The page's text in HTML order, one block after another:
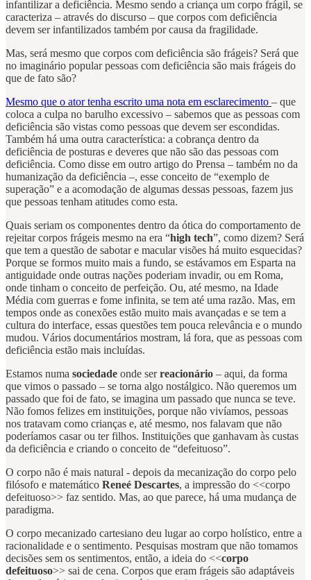
infantilizar a deficiência. Mesmo sendo a criança um corpo frágil, se
caracteriza – através do discurso – que corpos com deficiência
devem ser infantilizados também por causa da fragilidade.
Mas, será mesmo que corpos com deficiência são frágeis? Será que
no imaginário popular pessoas com deficiência são mais frágeis do
que de fato são?
Mesmo que o ator tenha escrito uma nota em esclarecimento – que
coloca a culpa no barulho excessivo – sabemos que as pessoas com
deficiência são vistas como pessoas que devem ser escondidas.
Também há uma outra característica: a cobrança dentro da
deficiência de posturas e deveres que não são das pessoas com
deficiência. Como disse em outro artigo do Prensa – também no da
humanização da deficiência –, esse conceito de “exemplo de
superação” e a acomodação de algumas dessas pessoas, fazem jus
que pessoas tenham atitudes como esta.
Quais seriam os componentes dentro da ótica do comportamento de
rejeitar corpos frágeis mesmo na era “high tech”, como dizem? Será
que tem a questão de sabotar e macular visões há muito esquecidas?
Porque se formos muito mais a fundo, se estávamos em Esparta na
antiguidade onde outras nações poderiam invadir, ou em Roma,
onde tinham o conceito de perfeição. Ou, até mesmo, na Idade
Média com guerras e fome infinita, se tem até uma razão. Mas, em
tempos onde as conexões estão muito mais avançadas e se tem a
cultura do interface, essas questões tem pouca relevância e o mundo
mudou. Vários documentários mostram, lá fora, que as pessoas com
deficiência estão mais incluídas.
Estamos numa sociedade onde serreacionário – aqui, da forma
que vimos o passado – se torna algo nostálgico. Não queremos um
passado que foi de fato, se imagina um passado que nunca se teve.
Não fomos felizes em instituições, porque não vivíamos, pessoas
nos tratavam como crianças e, até mesmo, nos falavam que não
poderíamos casar ou ter filhos. Instituições que ganhavam às custas
da deficiência e criando o conceito de “defeituoso”.
O corpo não é mais natural - depois da mecanização do corpo pelo
filósofo e matemático Reneé Descartes, a impressão do <<corpo
defeituoso>> faz sentido. Mas, ao que parece, há uma mudança de
paradigma.
O corpo mecanizado cartesiano deu lugar ao corpo holístico, entre a
racionalidade e o sentimento. Pesquisas mostram que não tomamos
decisões sem os sentimentos, então, a ideia do <<corpo
defeituoso>> sai de cena. Corpos que eram frágeis são adaptáveis